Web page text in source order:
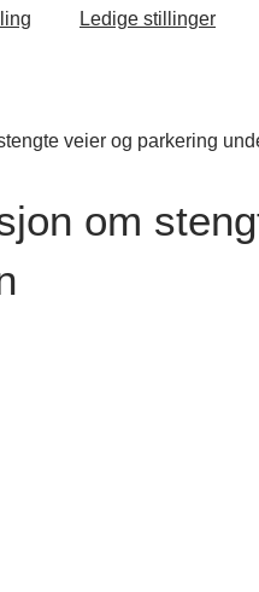
Ledige stillinger
veier og parkering
om